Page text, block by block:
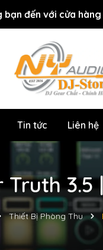
bạn đến với cửa
và chương trình
Tin tức Liên hệ
Thiết Bị Phòng Thu